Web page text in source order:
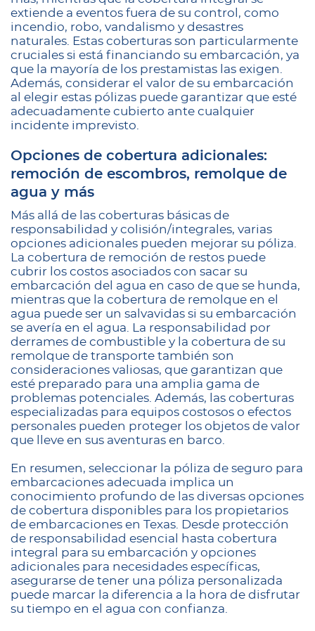
extiende a eventos fuera de su control, como
incendio, robo, vandalismo y desastres
naturales. Estas coberturas son particularmente
cruciales si está financiando su embarcación, ya
que la mayoría de los prestamistas las exigen.
Además, considerar el valor de su embarcación
al elegir estas pólizas puede garantizar que esté
adecuadamente cubierto ante cualquier
incidente imprevisto.
Opciones de cobertura adicionales:
remoción de escombros, remolque de
agua y más
Más allá de las coberturas básicas de
responsabilidad y colisión/integrales, varias
opciones adicionales pueden mejorar su póliza.
La cobertura de remoción de restos puede
cubrir los costos asociados con sacar su
embarcación del agua en caso de que se hunda,
mientras que la cobertura de remolque en el
agua puede ser un salvavidas si su embarcación
se avería en el agua. La responsabilidad por
derrames de combustible y la cobertura de su
remolque de transporte también son
consideraciones valiosas, que garantizan que
esté preparado para una amplia gama de
problemas potenciales. Además, las coberturas
especializadas para equipos costosos o efectos
personales pueden proteger los objetos de valor
que lleve en sus aventuras en barco.
En resumen, seleccionar la póliza de seguro para
embarcaciones adecuada implica un
conocimiento profundo de las diversas opciones
de cobertura disponibles para los propietarios
de embarcaciones en Texas. Desde protección
de responsabilidad esencial hasta cobertura
integral para su embarcación y opciones
adicionales para necesidades específicas,
asegurarse de tener una póliza personalizada
puede marcar la diferencia a la hora de disfrutar
su tiempo en el agua con confianza.